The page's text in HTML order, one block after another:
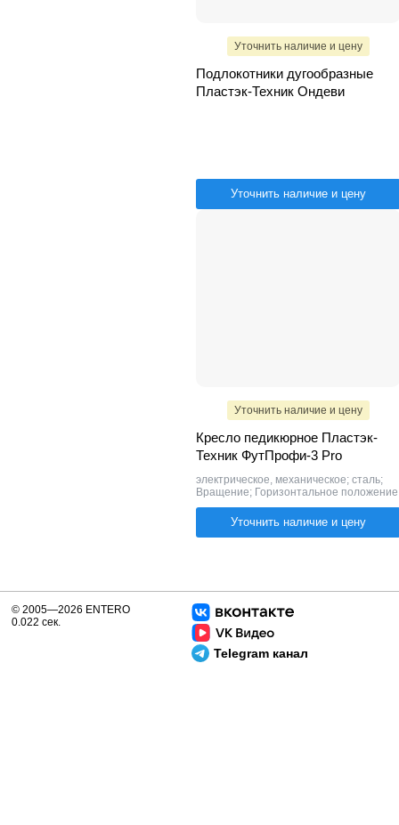
Уточнить наличие и цену
Подлокотники дугообразные
Пластэк-Техник Ондеви
Уточнить наличие и цену
Уточнить наличие и цену
Кресло педикюрное Пластэк-
Техник ФутПрофи-3 Pro
электрическое, механическое; сталь;
Вращение; Горизонтальное положение
Уточнить наличие и цену
Telegram канал
© 2005—2026 ENTERO
0.022 сек.